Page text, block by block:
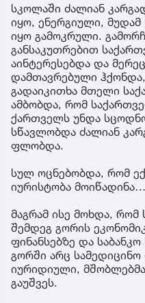
სკოლაში ძალიან
იყო, ენერგიული,
იყო გამოკრული.
განსაკუთრებით
აინტერესებდა და
დამთავრებული
გადაიკითხა მთელი
ამბობდა, რომ
ქართველს უნდა
სწავლობდა ძალიან
ფლობდა.
სულ ოცნებობდა, რომ
იურისტობა
მაგრამ ისე მოხდა,
შემდეგ გორის
ფინანსებზე და საბანკო
გორში არც
იურიდიული,
გაუშვეს.